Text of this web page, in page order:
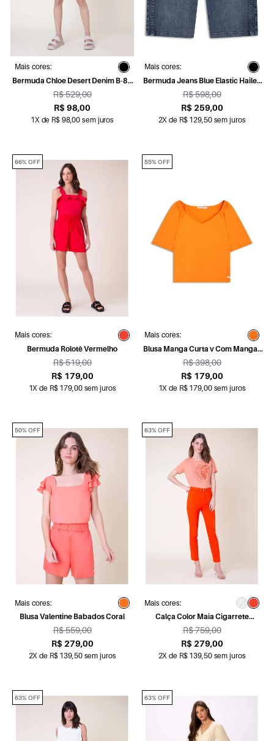
Mais cores:
Bermuda Chloe Desert Denim B-87
Lav.Desgarregado
R$ 529,00
R$ 98,00
1X de R$ 98,00 sem juros
Mais cores:
Bermuda Jeans Blue Elastic Hailey
323-Lav.Medio C/ Luvinha
R$ 598,00
R$ 259,00
2X de R$ 129,50 sem juros
Mais cores:
Bermuda Rolotê Vermelho
R$ 519,00
R$ 179,00
1X de R$ 179,00 sem juros
66% OFF
Mais cores:
Blusa Manga Curta v Com Mangas
Gode Laranja
R$ 398,00
R$ 179,00
1X de R$ 179,00 sem juros
55% OFF
Mais cores:
Blusa Valentine Babados Coral
R$ 559,00
R$ 279,00
2X de R$ 139,50 sem juros
50% OFF
Mais cores:
Calça Color Maia Cigarrete
Vermelho Vivo
R$ 759,00
R$ 279,00
2X de R$ 139,50 sem juros
63% OFF
63% OFF 63% OFF